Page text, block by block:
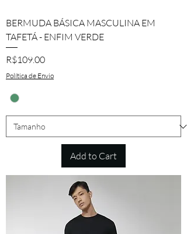
BERMUDA BÁSICA MASCULINA EM
TAFETÁ - ENFIM VERDE
Price
R$109.00
Política de Envio
Add to Cart